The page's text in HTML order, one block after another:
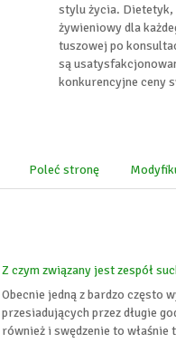
stylu życia. Dietetyk,
żywieniowy dla
tuszowej po
są
konkurencyjne ceny
Poleć stronę
Z czym związany jest zespół
Obecnie jedną z bardzo często
przesiadujących przez długie
również i swędzenie to